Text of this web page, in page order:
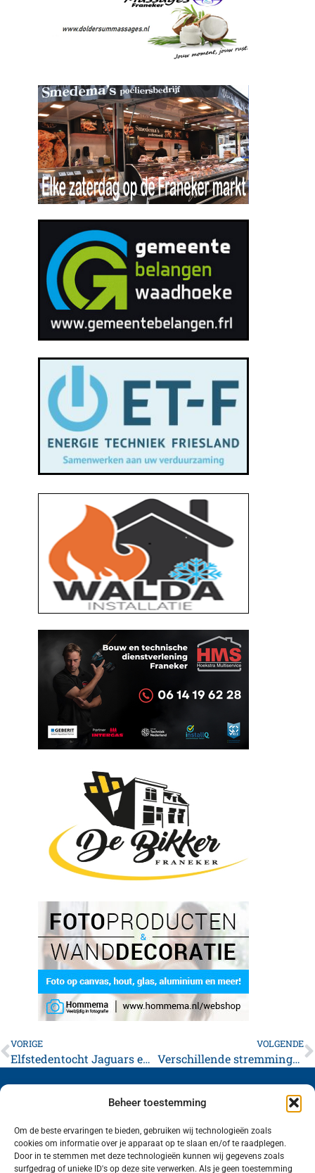
Beheer toestemming
Om de beste ervaringen te bieden, gebruiken wij technologieën zoals
cookies om informatie over je apparaat op te slaan en/of te raadplegen.
Door in te stemmen met deze technologieën kunnen wij gegevens zoals
surfgedrag of unieke ID's op deze site verwerken. Als je geen toestemming
VORIGE
Elfstedentocht Jaguars en Daimlers
VOLGENDE
Verschillende stremmingen in Franekeradeel
Volg ons (hierboven) op social media!